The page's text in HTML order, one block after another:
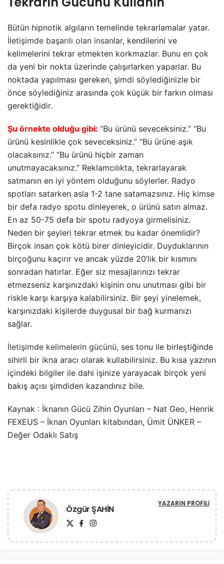
Bütün hipnotik algıların temelinde tekrarlamalar yatar.
İletişimde başarılı olan insanlar, kendilerini ve
kelimelerini tekrar etmekten korkmazlar. Bunu en çok
da yeni bir nokta üzerinde çalışırlarken yaparlar. Bu
noktada yapılması gereken, şimdi söylediğinizle bir
önce söylediğiniz arasında çok küçük bir farkın olması
gerektiğidir.
Şu örnekte olduğu gibi: “Bu ürünü seveceksiniz.” “Bu
ürünü kesinlikle çok seveceksiniz.” “Bu ürüne aşık
olacaksınız.” “Bu ürünü hiçbir zaman
unutmayacaksınız.” Reklamcılıkta, tekrarlayarak
satmanın en iyi yöntem olduğunu söylerler. Radyo
spotları satarken asla 1-2 tane satamazsınız. Hiç kimse
bir defa radyo spotu dinleyerek, o ürünü satın almaz.
En az 50-75 defa bir spotu radyoya girmelisiniz.
Neden bir şeyleri tekrar etmek bu kadar önemlidir?
Birçok insan çok kötü birer dinleyicidir. Duyduklarının
birçoğunu kaçırır ve ancak yüzde 20’lik bir kısmını
sonradan hatırlar. Eğer siz mesajlarınızı tekrar
etmezseniz karşınızdaki kişinin onu unutması gibi bir
riskle karşı karşıya kalabilirsiniz. Bir şeyi yinelemek,
karşınızdaki kişilerde duygusal bir bağ kurmanızı
sağlar.
İletişimde kelimelerin gücünü, ses tonu ile birleştiğinde
sihirli bir ikna aracı olarak kullabilirsiniz. Bu kısa yazının
içindeki bilgiler ile dahi işinize yarayacak birçok yeni
bakış açısı şimdiden kazandınız bile.
Kaynak : İknanın Gücü Zihin Oyunları – Nat Geo, Henrik
FEXEUS – İknan Oyunları kitabından, Ümit ÜNKER –
Değer Odaklı Satış
Özgür ŞAHİN YAZARIN PROFILI